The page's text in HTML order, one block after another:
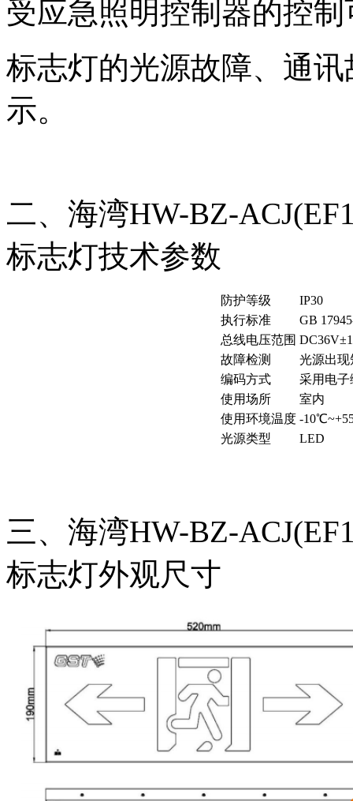
受应急照明控制器的控
标志灯的光源故障、通
示。
二、海湾HW-BZ-
标志灯技术参数
防护等级
IP30
执行标准
GB
总线电压范围
故障检测
光源出现
编码方式
采用电子
使用场所
室内
使用环境温度 -
光源类型
LED
三、海湾HW-BZ-
标志灯外观尺寸